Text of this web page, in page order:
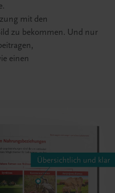
mit den
zu bekommen. Und nur
einen